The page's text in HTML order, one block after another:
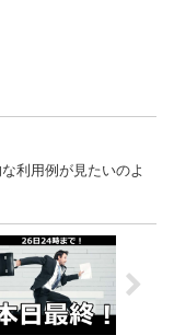
利用例が見たいのよ